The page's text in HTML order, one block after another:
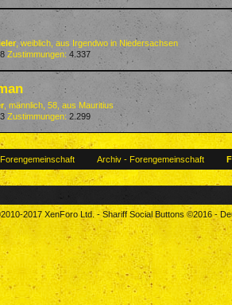
, weiblich,aus Irgendwo in Niedersachsen
Zustimmungen: 4.337
, männlich, 58,aus Mauritius
Zustimmungen: 2.299
Forengemeinschaft Archiv - Forengemeinschaft
2017 XenForo Ltd.-Shariff Social Buttons ©2016-